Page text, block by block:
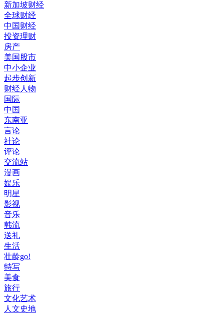
新加坡财经
全球财经
中国财经
投资理财
房产
美国股市
中小企业
起步创新
财经人物
国际
中国
东南亚
言论
社论
评论
交流站
漫画
娱乐
明星
影视
音乐
韩流
送礼
生活
壮龄go!
特写
美食
旅行
文化艺术
人文史地